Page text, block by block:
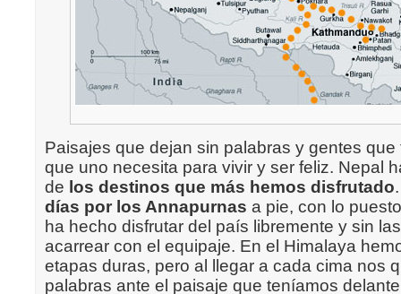
Paisajes que dejan sin palabras y gentes
que uno necesita para vivir y ser feliz. Nepal
de los destinos que más hemos disfrutado
días por los Annapurnas a pie, con lo
ha hecho disfrutar del país libremente y sin
acarrear con el equipaje. En el Himalaya
etapas duras, pero al llegar a cada cima nos
palabras ante el paisaje que teníamos